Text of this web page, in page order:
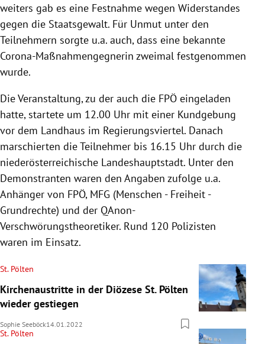
weiters gab es eine Festnahme wegen Widerstandes
gegen die Staatsgewalt. Für Unmut unter den
Teilnehmern sorgte u.a. auch, dass eine bekannte
Corona-Maßnahmengegnerin zweimal festgenommen
wurde.
Die Veranstaltung, zu der auch die FPÖ eingeladen
hatte, startete um 12.00 Uhr mit einer Kundgebung
vor dem Landhaus im Regierungsviertel. Danach
marschierten die Teilnehmer bis 16.15 Uhr durch die
niederösterreichische Landeshauptstadt. Unter den
Demonstranten waren den Angaben zufolge u.a.
Anhänger von FPÖ, MFG (Menschen - Freiheit -
Grundrechte) und der QAnon-
Verschwörungstheoretiker. Rund 120 Polizisten
waren im Einsatz.
St. Pölten
Kirchenaustritte in der Diözese St. Pölten
wieder gestiegen
Sophie Seeböck14.01.2022
St. Pölten